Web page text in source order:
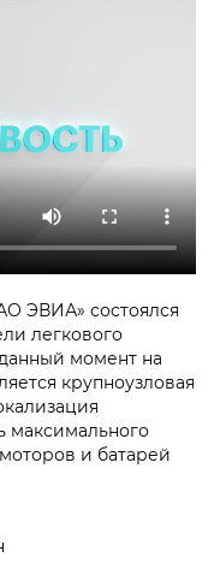
ЭВИА» состоялся
легкового
момент на
крупноузловая
максимального
и батарей